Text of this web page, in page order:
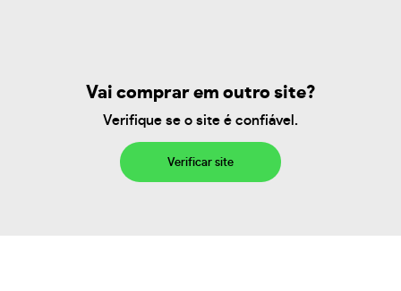
Vai comprar em outro site?
Verifique se o site é confiável.
Verificar site